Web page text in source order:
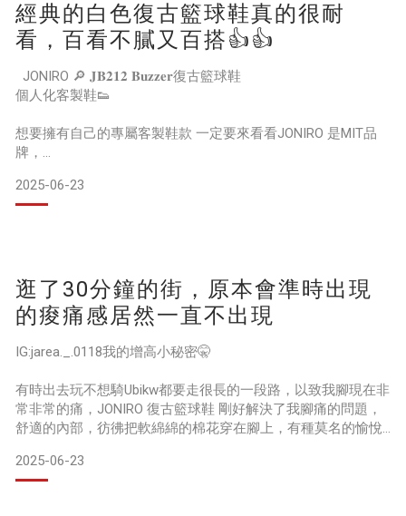
處腳都還是如此的輕盈自在～
經典的白色復古籃球鞋真的很耐
看，百看不膩又百搭👍👍
JONIRO 🔎 𝐉𝐁𝟐𝟏𝟐 𝐁𝐮𝐳𝐳𝐞𝐫復古籃球鞋
個人化客製鞋👟
想要擁有自己的專屬客製鞋款 一定要來看看JONIRO 是MIT品
牌，
無論外觀或是功能或是舒適感，都是能夠個人客製，
也是有團體客製鞋喔
鞋底加上使用耐磨橡膠防滑大底，抓地力很不錯也幫我提升了
足部穩定度。
鞋內裡的面料超舒服啊，後踵加厚更貼合腳感，穿起不磨腳也
超舒服的
好走好跑陪我一整
2025-06-23
逛了30分鐘的街，原本會準時出現
的痠痛感居然一直不出現
IG:jarea._.0118我的增高小秘密🤫
有時出去玩不想騎Ubikw都要走很長的一段路，以致我腳現在非
常非常的痛，JONIRO 復古籃球鞋 剛好解決了我腳痛的問題，
舒適的內部，彷彿把軟綿綿的棉花穿在腳上，有種莫名的愉悅
到我出門的心情，這次穿上JONIRO 復古籃球鞋逛了30分鐘的
街，原本會準時出現的痠痛感居然一直不出現哈哈，加上純淨
2025-06-23